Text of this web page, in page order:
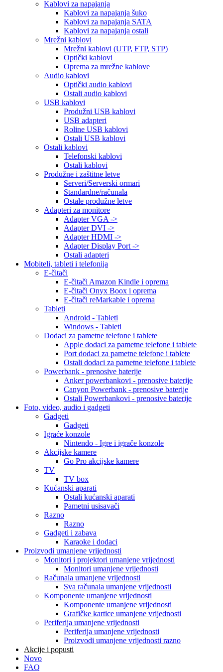
Kablovi za napajanja
Kablovi za napajanja šuko
Kablovi za napajanja SATA
Kablovi za napajanja ostali
Mrežni kablovi
Mrežni kablovi (UTP, FTP, STP)
Optički kablovi
Oprema za mrežne kablove
Audio kablovi
Optički audio kablovi
Ostali audio kablovi
USB kablovi
Produžni USB kablovi
USB adapteri
Roline USB kablovi
Ostali USB kablovi
Ostali kablovi
Telefonski kablovi
Ostali kablovi
Produžne i zaštitne letve
Serveri/Serverski ormari
Standardne/računala
Ostale produžne letve
Adapteri za monitore
Adapter VGA ->
Adapter DVI ->
Adapter HDMI ->
Adapter Display Port ->
Ostali adapteri
Mobiteli, tableti i telefonija
E-čitači
E-čitači Amazon Kindle i oprema
E-čitači Onyx Boox i oprema
E-čitači reMarkable i oprema
Tableti
Android - Tableti
Windows - Tableti
Dodaci za pametne telefone i tablete
Apple dodaci za pametne telefone i tablete
Port dodaci za pametne telefone i tablete
Ostali dodaci za pametne telefone i tablete
Powerbank - prenosive baterije
Anker powerbankovi - prenosive baterije
Canyon Powerbank - prenosive baterije
Ostali Powerbankovi - prenosive baterije
Foto, video, audio i gadgeti
Gadgeti
Gadgeti
Igraće konzole
Nintendo - Igre i igrače konzole
Akcijske kamere
Go Pro akcijske kamere
TV
TV box
Kućanski aparati
Ostali kućanski aparati
Pametni usisavači
Razno
Razno
Gadgeti i zabava
Karaoke i dodaci
Proizvodi umanjene vrijednosti
Monitori i projektori umanjene vrijednosti
Monitori umanjene vrijednosti
Računala umanjene vrijednosti
Sva računala umanjene vrijednosti
Komponente umanjene vrijednosti
Komponente umanjene vrijednosti
Grafičke kartice umanjene vrijednosti
Periferija umanjene vrijednosti
Periferija umanjene vrijednosti
Proizvodi umanjene vrijednosti razno
Akcije i popusti
Novo
FAQ